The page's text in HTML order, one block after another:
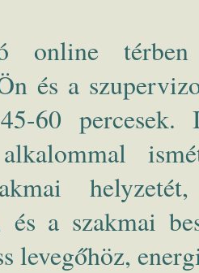
online
és a
60 percesek.
és a szakmai
levegőhöz,